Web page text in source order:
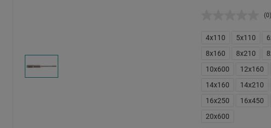
(0)
4x110 5x110
8x160
8x210
10x600
12x160
14x160
14x210
16x250
16x450
20x600